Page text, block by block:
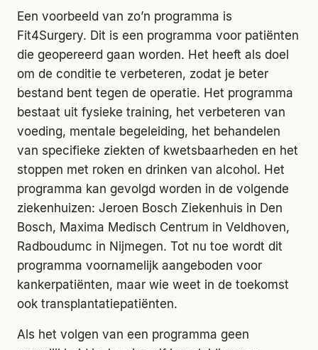
Een voorbeeld van zo’n programma is
Fit4Surgery. Dit is een programma voor patiënten
die geopereerd gaan worden. Het heeft als doel
om de conditie te verbeteren, zodat je beter
bestand bent tegen de operatie. Het programma
bestaat uit fysieke training, het verbeteren van
voeding, mentale begeleiding, het behandelen
van specifieke ziekten of kwetsbaarheden en het
stoppen met roken en drinken van alcohol. Het
programma kan gevolgd worden in de volgende
ziekenhuizen: Jeroen Bosch Ziekenhuis in Den
Bosch, Maxima Medisch Centrum in Veldhoven,
Radboudumc in Nijmegen. Tot nu toe wordt dit
programma voornamelijk aangeboden voor
kankerpatiënten, maar wie weet in de toekomst
ook transplantatiepatiënten.
Als het volgen van een programma geen